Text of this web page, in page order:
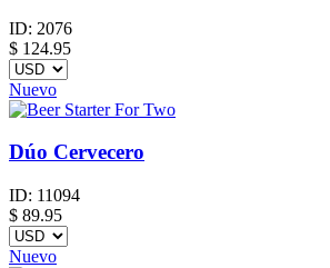
ID: 2076
$ 124.95
Nuevo
Dúo Cervecero
ID: 11094
$ 89.95
Nuevo